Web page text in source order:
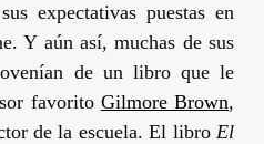
expectativas puestas en
. Y aún así, muchas de sus
de un libro que le
favorito Gilmore Brown,
de la escuela. El libroEl